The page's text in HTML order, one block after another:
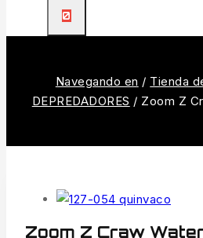
0
Navegando en / Tienda
DEPREDADORES / Zoom Z
Zoom Z Craw